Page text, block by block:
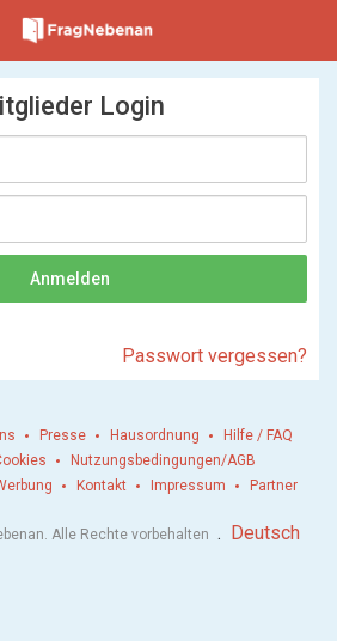
Login
Passwort vergessen?
Presse Hausordnung
Hilfe / FAQ
Nutzungsbedingungen/AGB
Kontakt Impressum Partner
Alle Rechte vorbehalten . Deutsch